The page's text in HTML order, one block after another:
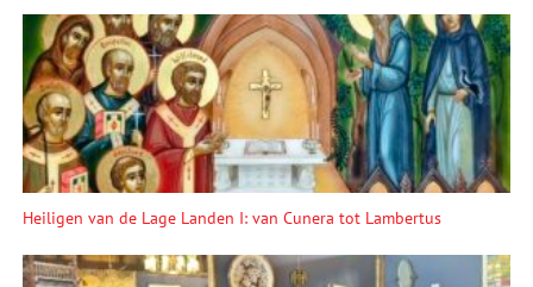
Heiligen van de Lage Landen I: van Cunera tot Lambertus